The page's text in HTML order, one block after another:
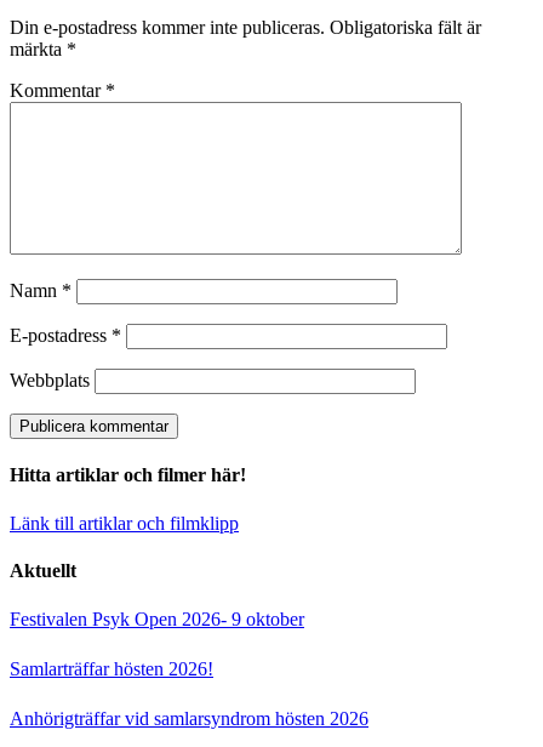
Din e-postadress kommer inte publiceras. Obligatoriska fält är
märkta *
Kommentar *
Namn *
E-postadress *
Webbplats
Hitta artiklar och filmer här!
Länk till artiklar och filmklipp
Aktuellt
Festivalen Psyk Open 2026- 9 oktober
Samlarträffar hösten 2026!
Anhörigträffar vid samlarsyndrom hösten 2026